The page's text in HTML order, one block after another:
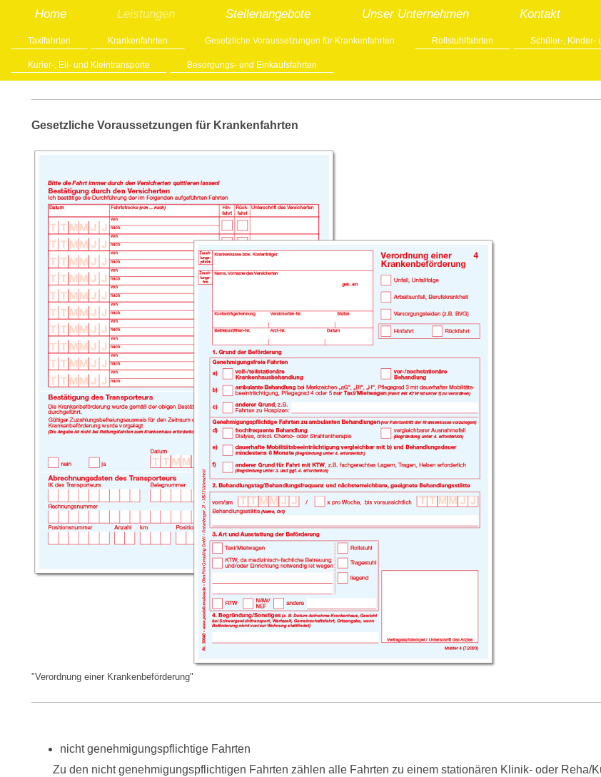
Home Leistungen Stellenangebote Unser Unternehmen Kontakt
Taxifahrten Krankenfahrten Gesetzliche Voraussetzungen für Krankenfahrten Rollstuhlfahrten Schüler-, Kinder-
Kurier-, Eil- und Kleintransporte Besorgungs- und Einkaufsfahrten
Gesetzliche Voraussetzungen für Krankenfahrten
"Verordnung einer Krankenbeförderung"
nicht genehmigungspflichtige Fahrten
Zu den nicht genehmigungspflichtigen Fahrten zählen alle Fahrten zu einem stationären Klinik- oder Reha/